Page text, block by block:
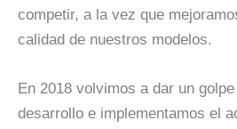
competir, a la vez que
calidad de nuestros modelos.
En 2018 volvimos a dar un
desarrollo e implementamos el